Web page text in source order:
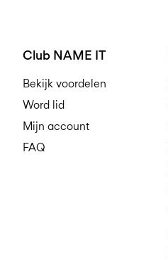
Club NAME IT
Bekijk voordelen
Word lid
Mijn account
FAQ